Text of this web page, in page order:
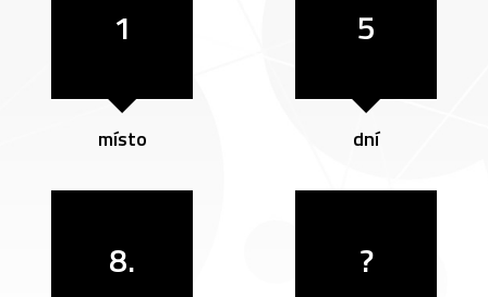
1
místo
5
dní
8. ?